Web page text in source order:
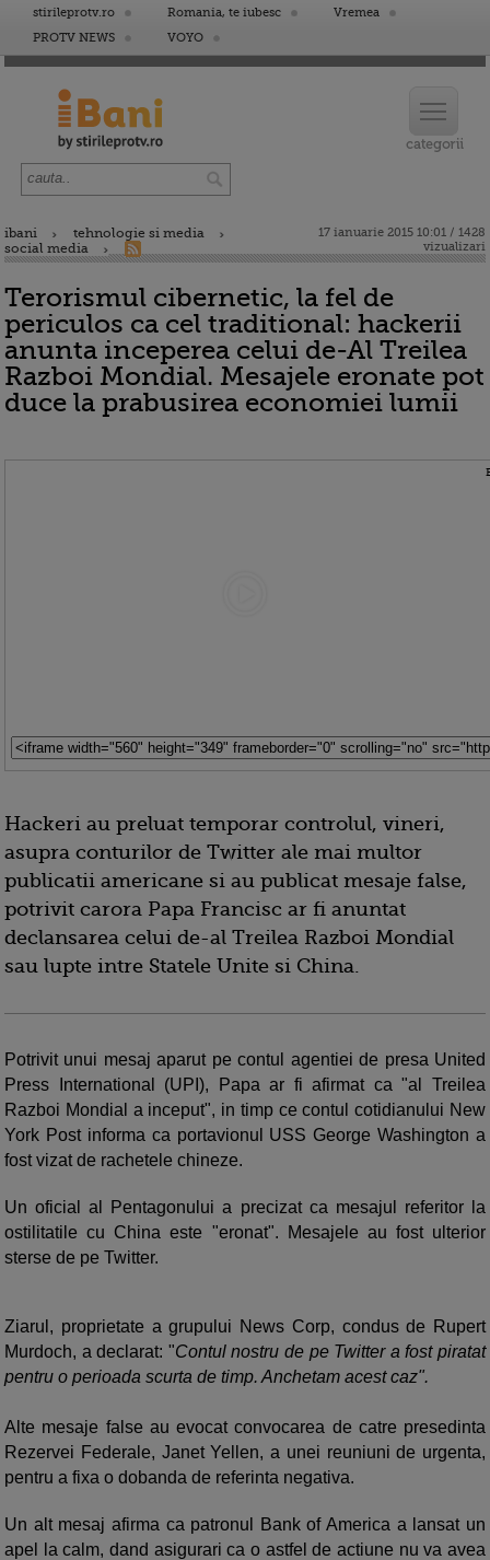
stirileprotv.ro Romania, te iubesc
Vremea
PROTV NEWS
VOYO
ibani
tehnologie si media
social media
17 ianuarie 2015 10:01 / 1428
vizualizari
Terorismul cibernetic, la fel de
periculos ca cel traditional: hackerii
anunta inceperea celui de-Al Treilea
Razboi Mondial. Mesajele eronate pot
duce la prabusirea economiei lumii
Hackeri au preluat temporar controlul, vineri,
asupra conturilor de Twitter ale mai multor
publicatii americane si au publicat mesaje false,
potrivit carora Papa Francisc ar fi anuntat
declansarea celui de-al Treilea Razboi Mondial
sau lupte intre Statele Unite si China.
Potrivit unui mesaj aparut pe contul agentiei de presa United
Press International (UPI), Papa ar fi afirmat ca "al Treilea
Razboi Mondial a inceput", in timp ce contul cotidianului New
York Post informa ca portavionul USS George Washington a
fost vizat de rachetele chineze.
Un oficial al Pentagonului a precizat ca mesajul referitor la
ostilitatile cu China este "eronat". Mesajele au fost ulterior
sterse de pe Twitter.
Ziarul, proprietate a grupului News Corp, condus de Rupert
Murdoch, a declarat: "Contul nostru de pe Twitter a fost piratat
pentru o perioada scurta de timp. Anchetam acest caz".
Alte mesaje false au evocat convocarea de catre presedinta
Rezervei Federale, Janet Yellen, a unei reuniuni de urgenta,
pentru a fixa o dobanda de referinta negativa.
Un alt mesaj afirma ca patronul Bank of America a lansat un
apel la calm, dand asigurari ca o astfel de actiune nu va avea